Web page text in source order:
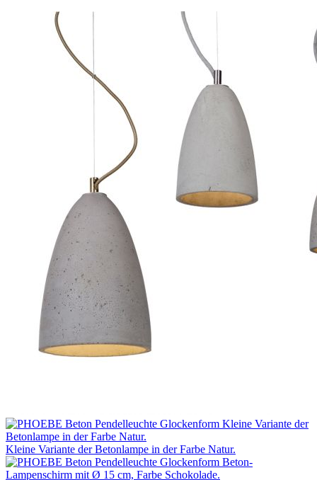
Kleine Variante der Betonlampe in der Farbe Natur.